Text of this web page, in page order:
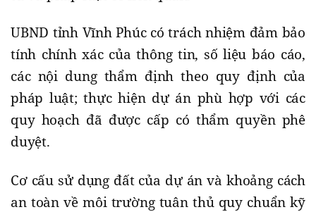
UBND tỉnh Vĩnh Phúc có trách nhiệm đảm bảo
tính chính xác của thông tin, số liệu báo cáo,
các nội dung thẩm định theo quy định của
pháp luật; thực hiện dự án phù hợp với các
quy hoạch đã được cấp có thẩm quyền phê
duyệt.
Cơ cấu sử dụng đất của dự án và khoảng cách
an toàn về môi trường tuân thủ quy chuẩn kỹ